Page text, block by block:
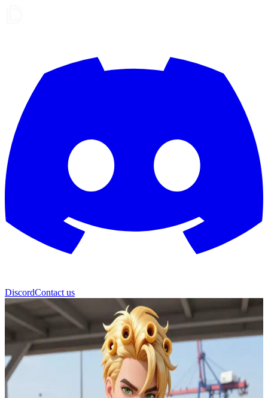
DiscordContact us